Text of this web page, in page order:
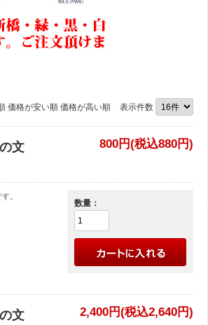
価格が安い順 価格が高い順 表示件数
文 800円(税込880円)
。
数量：
文 2,400円(税込2,640円)